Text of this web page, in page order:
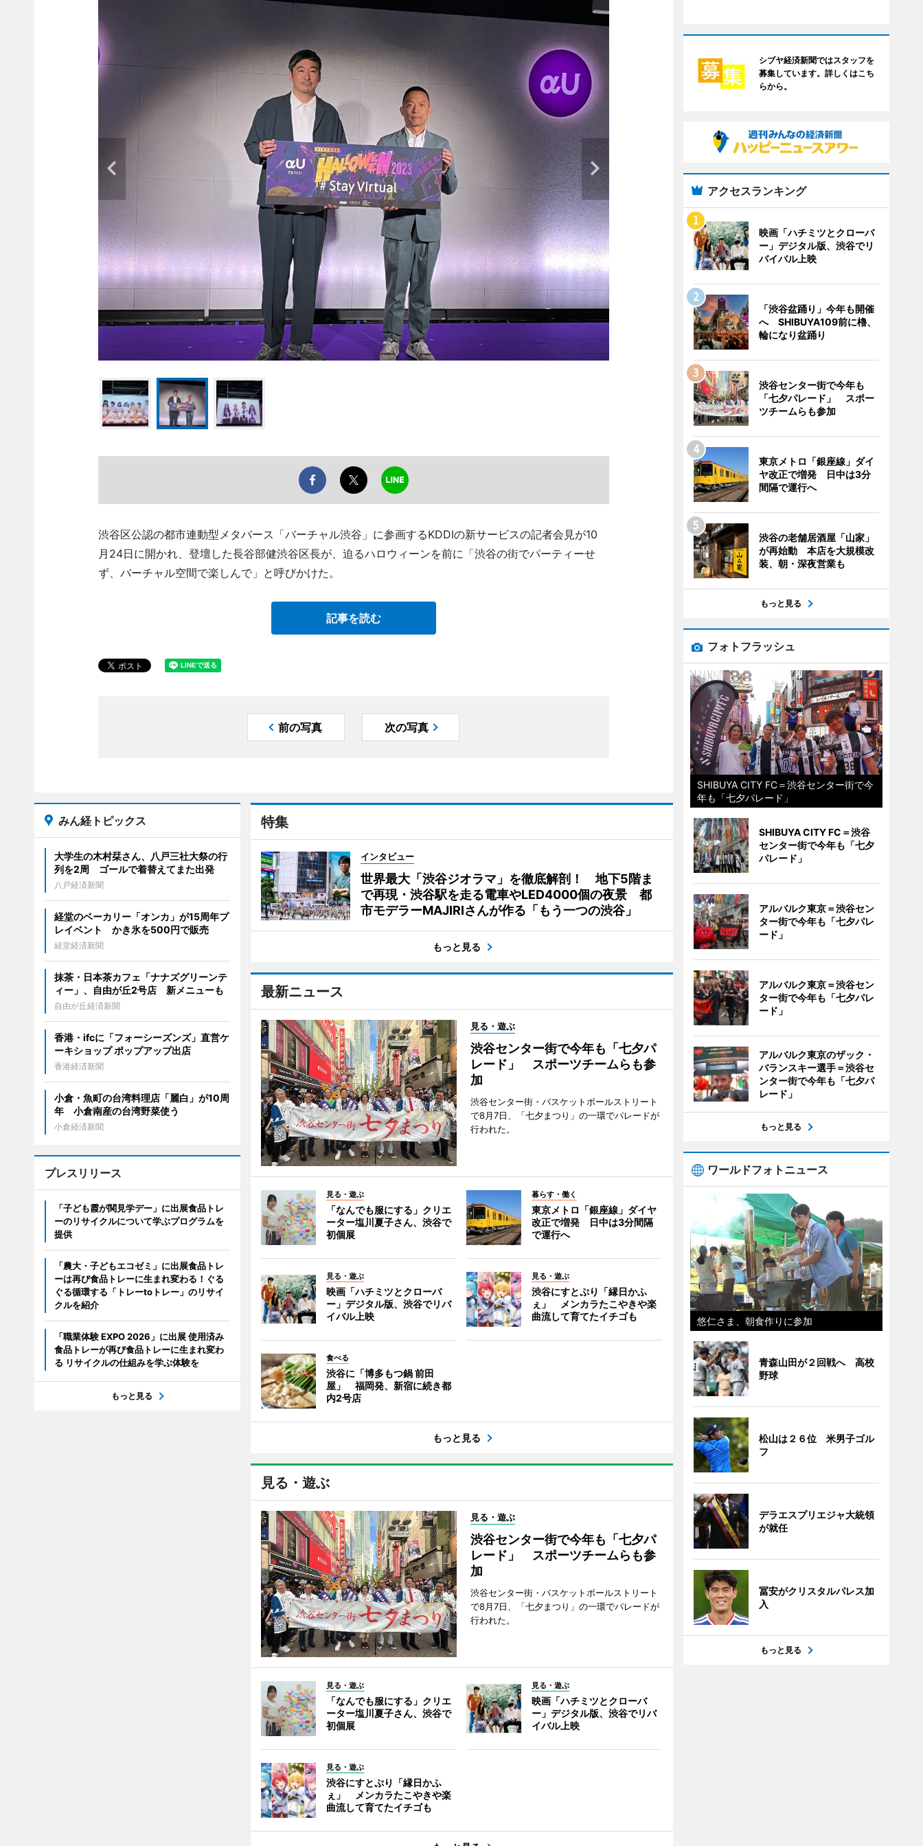
渋谷区公認の都市連動型メタバース「バーチャル渋谷」に参画するKDDIの新サービスの記者会見が10
月24日に開かれ、登壇した長谷部健渋谷区長が、迫るハロウィーンを前に「渋谷の街でパーティーせ
ず、バーチャル空間で楽しんで」と呼びかけた。
記事を読む
前の写真 次の写真
特集
インタビュー
世界最大「渋谷ジオラマ」を徹底解剖！ 地下5階ま
で再現・渋谷駅を走る電車やLED4000個の夜景 都
市モデラーMAJIRIさんが作る「もう一つの渋谷」
もっと見る
最新ニュース
見る・遊ぶ
渋谷センター街で今年も「七夕パ
レード」 スポーツチームらも参
加
渋谷センター街・バスケットボールストリート
で8月7日、「七夕まつり」の一環でパレードが
行われた。
見る・遊ぶ
「なんでも服にする」クリエ
ーター塩川夏子さん、渋谷で
初個展
暮らす・働く
東京メトロ「銀座線」ダイヤ
改正で増発 日中は3分間隔
で運行へ
見る・遊ぶ
映画「ハチミツとクローバ
ー」デジタル版、渋谷でリバ
イバル上映
見る・遊ぶ
渋谷にすとぷり「縁日かふ
ぇ」 メンカラたこやきや楽
曲流して育てたイチゴも
食べる
渋谷に「博多もつ鍋 前田
屋」 福岡発、新宿に続き都
内2号店
もっと見る
見る・遊ぶ
見る・遊ぶ
渋谷センター街で今年も「七夕パ
レード」 スポーツチームらも参
加
渋谷センター街・バスケットボールストリート
で8月7日、「七夕まつり」の一環でパレードが
行われた。
見る・遊ぶ
「なんでも服にする」クリエ
ーター塩川夏子さん、渋谷で
初個展
見る・遊ぶ
映画「ハチミツとクローバ
ー」デジタル版、渋谷でリバ
イバル上映
見る・遊ぶ
渋谷にすとぷり「縁日かふ
ぇ」 メンカラたこやきや楽
曲流して育てたイチゴも
みん経トピックス
大学生の木村栞さん、八戸三社大祭の行
列を2周 ゴールで着替えてまた出発
八戸経済新聞
経堂のベーカリー「オンカ」が15周年プ
レイベント かき氷を500円で販売
経堂経済新聞
抹茶・日本茶カフェ「ナナズグリーンテ
ィー」、自由が丘2号店 新メニューも
自由が丘経済新聞
香港・ifcに「フォーシーズンズ」直営ケ
ーキショップ ポップアップ出店
香港経済新聞
小倉・魚町の台湾料理店「麗白」が10周
年 小倉南産の台湾野菜使う
小倉経済新聞
プレスリリース
「子ども霞が関見学デー」に出展食品トレ
ーのリサイクルについて学ぶプログラムを
提供
「農大・子どもエコゼミ」に出展食品トレ
ーは再び食品トレーに生まれ変わる！ぐる
ぐる循環する「トレーtoトレー」のリサイ
クルを紹介
「職業体験 EXPO 2026」に出展 使用済み
食品トレーが再び食品トレーに生まれ変わ
る リサイクルの仕組みを学ぶ体験を
もっと見る
シブヤ経済新聞ではスタッフを
募集しています。詳しくはこち
らから。
アクセスランキング
映画「ハチミツとクローバ
ー」デジタル版、渋谷でリ
バイバル上映
「渋谷盆踊り」今年も開催
へ SHIBUYA109前に櫓、
輪になり盆踊り
渋谷センター街で今年も
「七夕パレード」 スポー
ツチームらも参加
東京メトロ「銀座線」ダイ
ヤ改正で増発 日中は3分
間隔で運行へ
渋谷の老舗居酒屋「山家」
が再始動 本店を大規模改
装、朝・深夜営業も
もっと見る
フォトフラッシュ
SHIBUYA CITY FC＝渋谷センター街で今
年も「七夕パレード」
SHIBUYA CITY FC＝渋谷
センター街で今年も「七夕
パレード」
アルバルク東京＝渋谷セン
ター街で今年も「七夕パレ
ード」
アルバルク東京＝渋谷セン
ター街で今年も「七夕パレ
ード」
アルバルク東京のザック・
バランスキー選手＝渋谷セ
ンター街で今年も「七夕パ
レード」
もっと見る
ワールドフォトニュース
悠仁さま、朝食作りに参加
青森山田が２回戦へ 高校
野球
松山は２６位 米男子ゴル
フ
デラエスプリエジャ大統領
が就任
冨安がクリスタルパレス加
入
もっと見る